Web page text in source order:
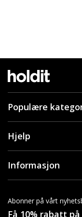
Populære
Hjelp
Informasjon
Abonner på vårt
Få 10% rabatt